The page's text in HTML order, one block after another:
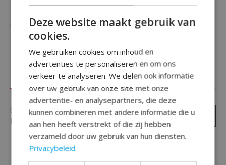
Beschikbaarheid in de winkel controleren
Reviews (0)
0 sterren op basis van0
beoordelingen
Je beoordeling toevoegen
Deze website maakt gebruik van
cookies.
We gebruiken cookies om inhoud en
advertenties te personaliseren en om ons
verkeer te analyseren. We delen ook informatie
over uw gebruik van onze site met onze
advertentie- en analysepartners, die deze
kunnen combineren met andere informatie die u
aan hen heeft verstrekt of die zij hebben
verzameld door uw gebruik van hun diensten.
Privacybeleid